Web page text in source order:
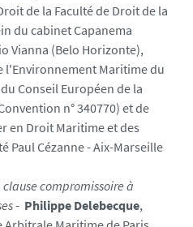
de la Faculté de Droit de la
du cabinet Capanema
Vianna (Belo Horizonte),
l'Environnement Maritime du
Conseil Européen de la
n° 340770) et de
en Droit Maritime et des
Paul Cézanne - Aix-Marseille
compromissoire à
- Philippe Delebecque,